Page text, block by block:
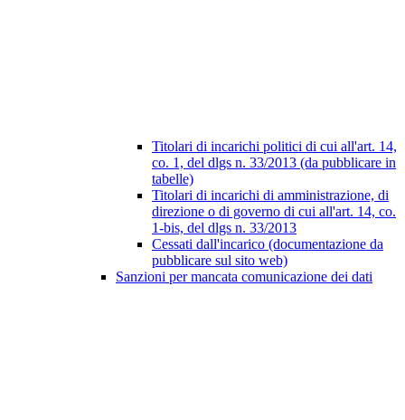
Titolari di incarichi politici di cui all'art. 14,
co. 1, del dlgs n. 33/2013 (da pubblicare in
tabelle)
Titolari di incarichi di amministrazione, di
direzione o di governo di cui all'art. 14, co.
1-bis, del dlgs n. 33/2013
Cessati dall'incarico (documentazione da
pubblicare sul sito web)
Sanzioni per mancata comunicazione dei dati